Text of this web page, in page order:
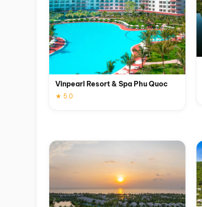
Vinpearl Resort & Spa Phu Quoc
★ 5.0